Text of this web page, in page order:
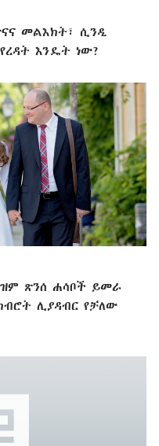
መልእክት፣ ሲንዲ
እንዴት ነው?
ጽንሰ ሐሳቦች ይመራ
ሊያዳብር የቻለው